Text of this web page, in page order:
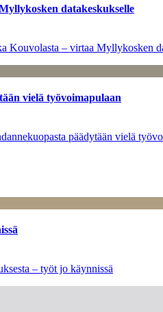
datakeskukselle
Kouvolasta – virtaa Myllykosken
vielä työvoimapulaan
päädytään vielä
– työt jo käynnissä